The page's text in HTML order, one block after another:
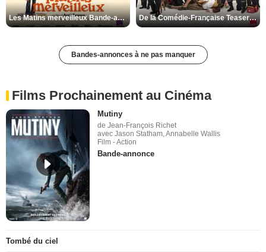
Les Matins merveilleux Bande-annonce VF De la Comédie-Française Teaser VF
Bandes-annonces à ne pas manquer
Films Prochainement au Cinéma
Mutiny
de Jean-François Richet
avec Jason Statham, Annabelle Wallis
Film - Action
Bande-annonce
Tombé du ciel